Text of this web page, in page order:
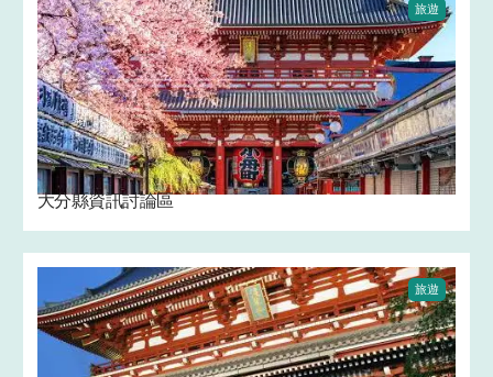
旅遊
大分縣資訊討論區
旅遊